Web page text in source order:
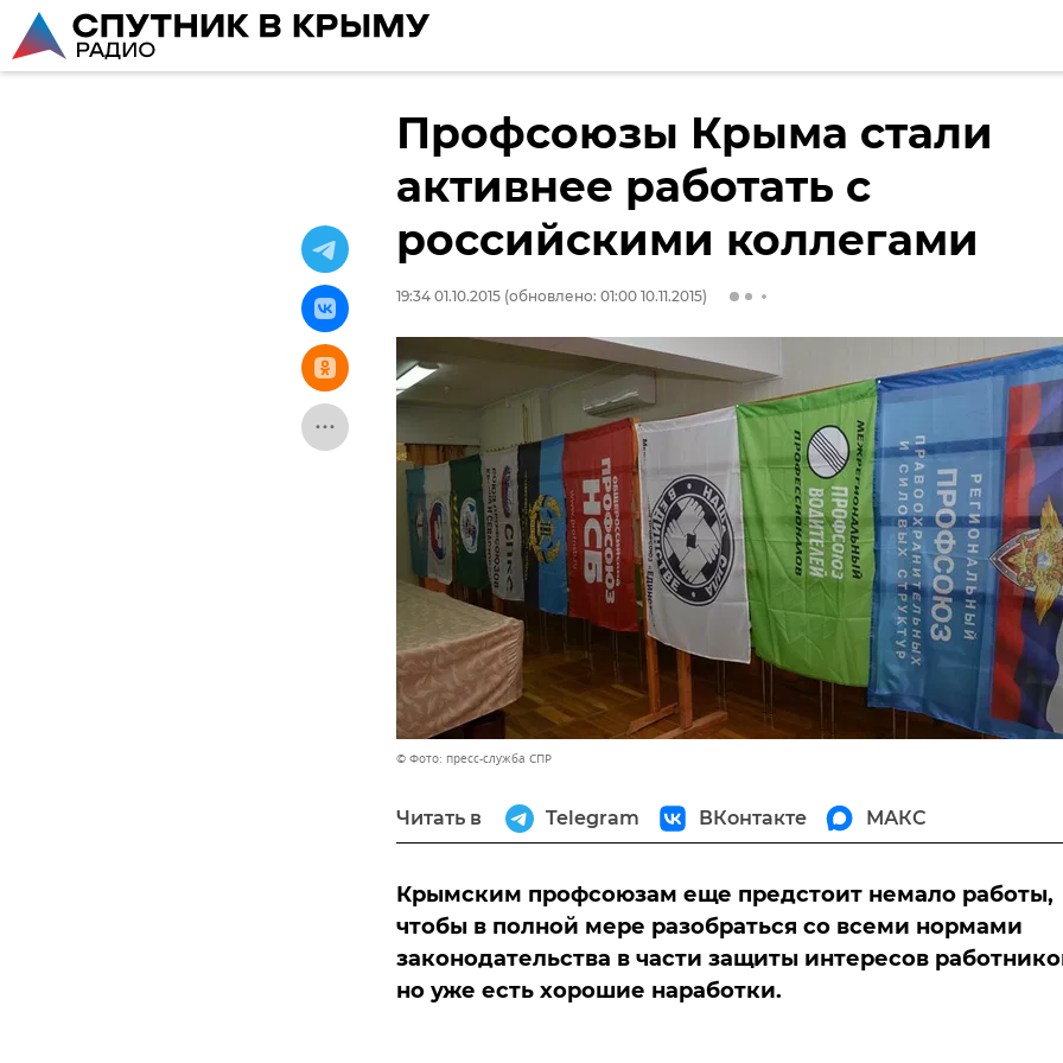
Профсоюзы Крыма стали
активнее работать с
российскими коллегами
19:34 01.10.2015 (обновлено: 01:00 10.11.2015)
© Фото: пресс-служба СПР
Читать в Telegram ВКонтакте МАКС
Крымским профсоюзам еще предстоит немало работы,
чтобы в полной мере разобраться со всеми нормами
законодательства в части защиты интересов
но уже есть хорошие наработки.